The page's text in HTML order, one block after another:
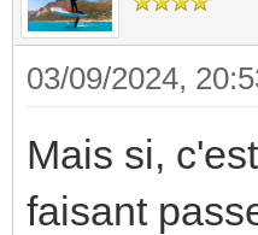
03/09/2024,
Mais si,
faisant